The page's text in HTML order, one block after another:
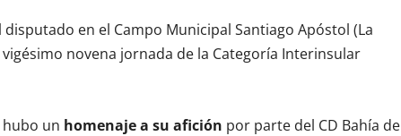
en el Campo Municipal Santiago Apóstol (La
novena jornada de la Categoría Interinsular
un homenaje a su afición por parte del CD Bahía de